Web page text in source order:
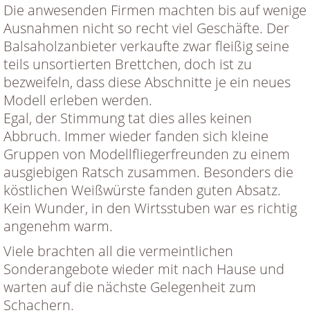
Die anwesenden Firmen machten bis auf wenige
Ausnahmen nicht so recht viel Geschäfte. Der
Balsaholzanbieter verkaufte zwar fleißig seine
teils unsortierten Brettchen, doch ist zu
bezweifeln, dass diese Abschnitte je ein neues
Modell erleben werden.
Egal, der Stimmung tat dies alles keinen
Abbruch. Immer wieder fanden sich kleine
Gruppen von Modellfliegerfreunden zu einem
ausgiebigen Ratsch zusammen. Besonders die
köstlichen Weißwürste fanden guten Absatz.
Kein Wunder, in den Wirtsstuben war es richtig
angenehm warm.
Viele brachten all die vermeintlichen
Sonderangebote wieder mit nach Hause und
warten auf die nächste Gelegenheit zum
Schachern.